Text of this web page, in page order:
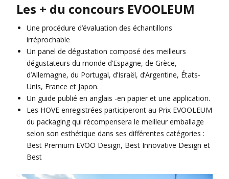
Les + du concours EVOOLEUM
Une procédure d’évaluation des échantillons
irréprochable
Un panel de dégustation composé des meilleurs
dégustateurs du monde d’Espagne, de Grèce,
d’Allemagne, du Portugal, d’Israël, d’Argentine, États-
Unis, France et Japon.
Un guide publié en anglais -en papier et une application.
Les HOVE enregistrées participeront au Prix ​​EVOOLEUM
du packaging qui récompensera le meilleur emballage
selon son esthétique dans ses différentes catégories :
Best Premium EVOO Design, Best Innovative Design et
Best